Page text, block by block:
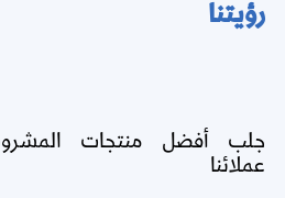
رؤيتنا
جلب أفضل منتجات
عملائنا